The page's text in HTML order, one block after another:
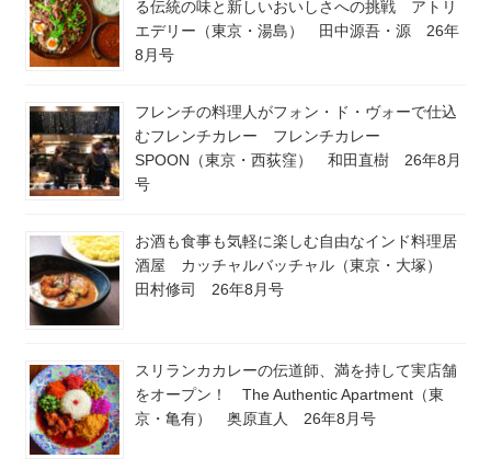
る伝統の味と新しいおいしさへの挑戦 アトリ
エデリー（東京・湯島） 田中源吾・源 26年
8月号
フレンチの料理人がフォン・ド・ヴォーで仕込
むフレンチカレー フレンチカレー
SPOON（東京・西荻窪） 和田直樹 26年8月
号
お酒も食事も気軽に楽しむ自由なインド料理居
酒屋 カッチャルバッチャル（東京・大塚）
田村修司 26年8月号
スリランカカレーの伝道師、満を持して実店舗
をオープン！ The Authentic Apartment（東
京・亀有） 奥原直人 26年8月号